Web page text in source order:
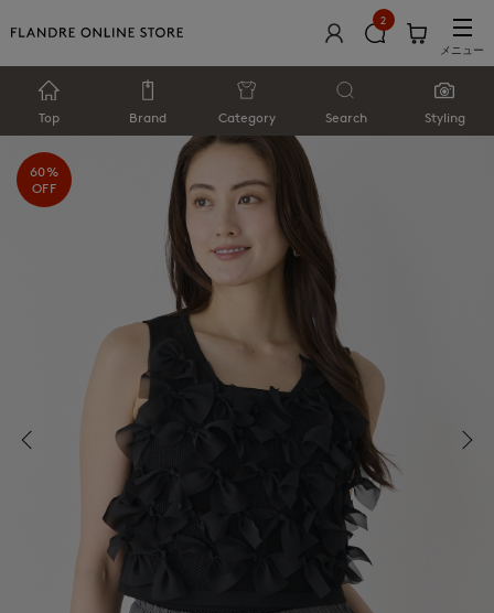
2
メニュー
Top Brand Category Search Styling
60%
OFF